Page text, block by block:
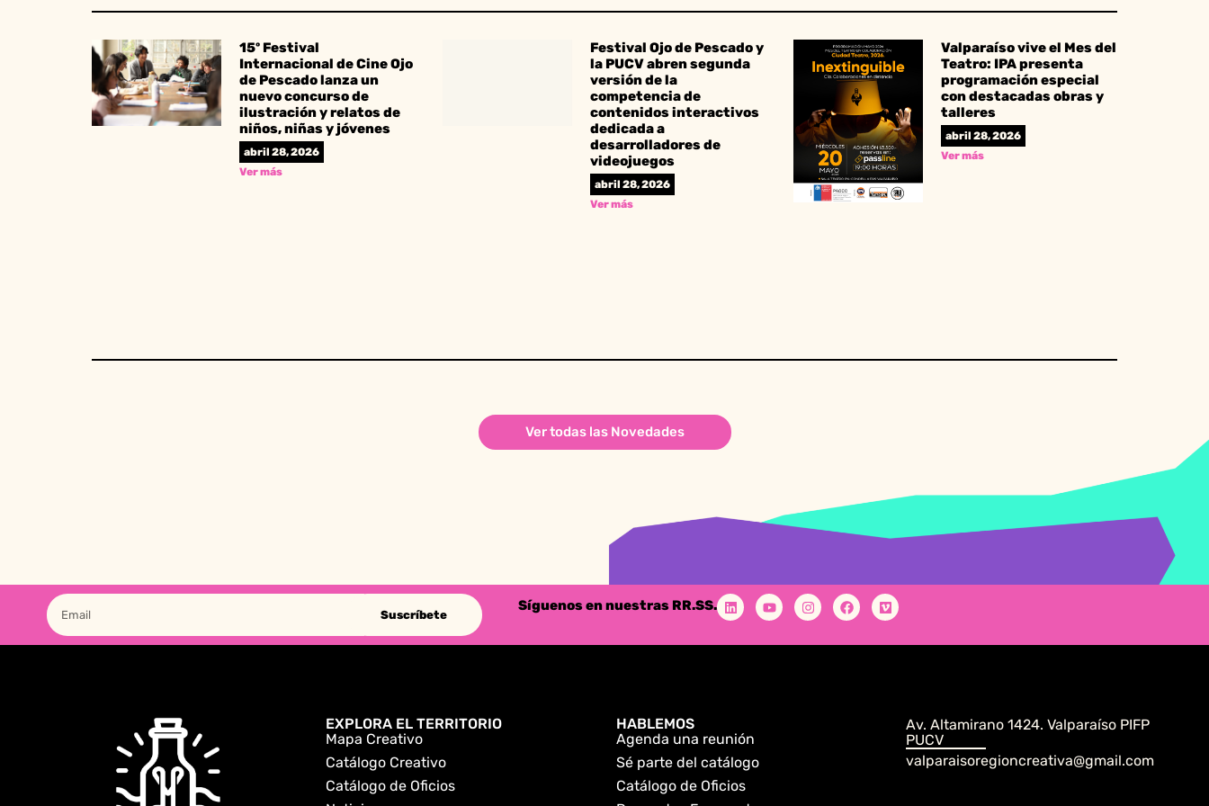
15º Festival
Internacional de Cine Ojo
de Pescado lanza un
nuevo concurso de
ilustración y relatos de
niños, niñas y jóvenes
abril 28, 2026
Ver más
Festival Ojo de Pescado y
la PUCV abren segunda
versión de la
competencia de
contenidos interactivos
dedicada a
desarrolladores de
videojuegos
abril 28, 2026
Ver más
Valparaíso vive el Mes del
Teatro: IPA presenta
programación especial
con destacadas obras y
talleres
abril 28, 2026
Ver más
Ver todas las Novedades
Suscríbete
Síguenos en nuestras RR.SS.
EXPLORA EL TERRITORIO
Mapa Creativo
Catálogo Creativo
Catálogo de Oficios
HABLEMOS
Agenda una reunión
Sé parte del catálogo
Catálogo de Oficios
Av. Altamirano 1424. Valparaíso PIFP
PUCV
valparaisoregioncreativa@gmail.com